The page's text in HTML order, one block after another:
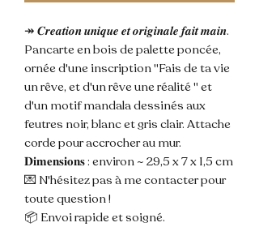
↠ 𝑪𝒓𝒆𝒂𝒕𝒊𝒐𝒏 𝒖𝒏𝒊𝒒𝒖𝒆 𝒆𝒕 𝒐𝒓𝒊𝒈𝒊𝒏𝒂𝒍𝒆 𝒇𝒂𝒊𝒕 𝒎𝒂𝒊𝒏.
Pancarte en bois de palette poncée,
ornée d'une inscription "Fais de ta vie
un rêve, et d'un rêve une réalité " et
d'un motif mandala dessinés aux
feutres noir, blanc et gris clair. Attache
corde pour accrocher au mur.
𝐃𝐢𝐦𝐞𝐧𝐬𝐢𝐨𝐧𝐬 : environ ~ 29,5 x 7 x 1,5 cm
💌 N'hésitez pas à me contacter pour
toute question !
📦 Envoi rapide et soigné.